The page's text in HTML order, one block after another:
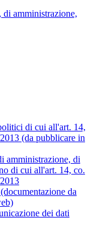
amministrazione,
di cui all'art. 14,
(da pubblicare in
amministrazione, di
di cui all'art. 14, co.
da
dei dati